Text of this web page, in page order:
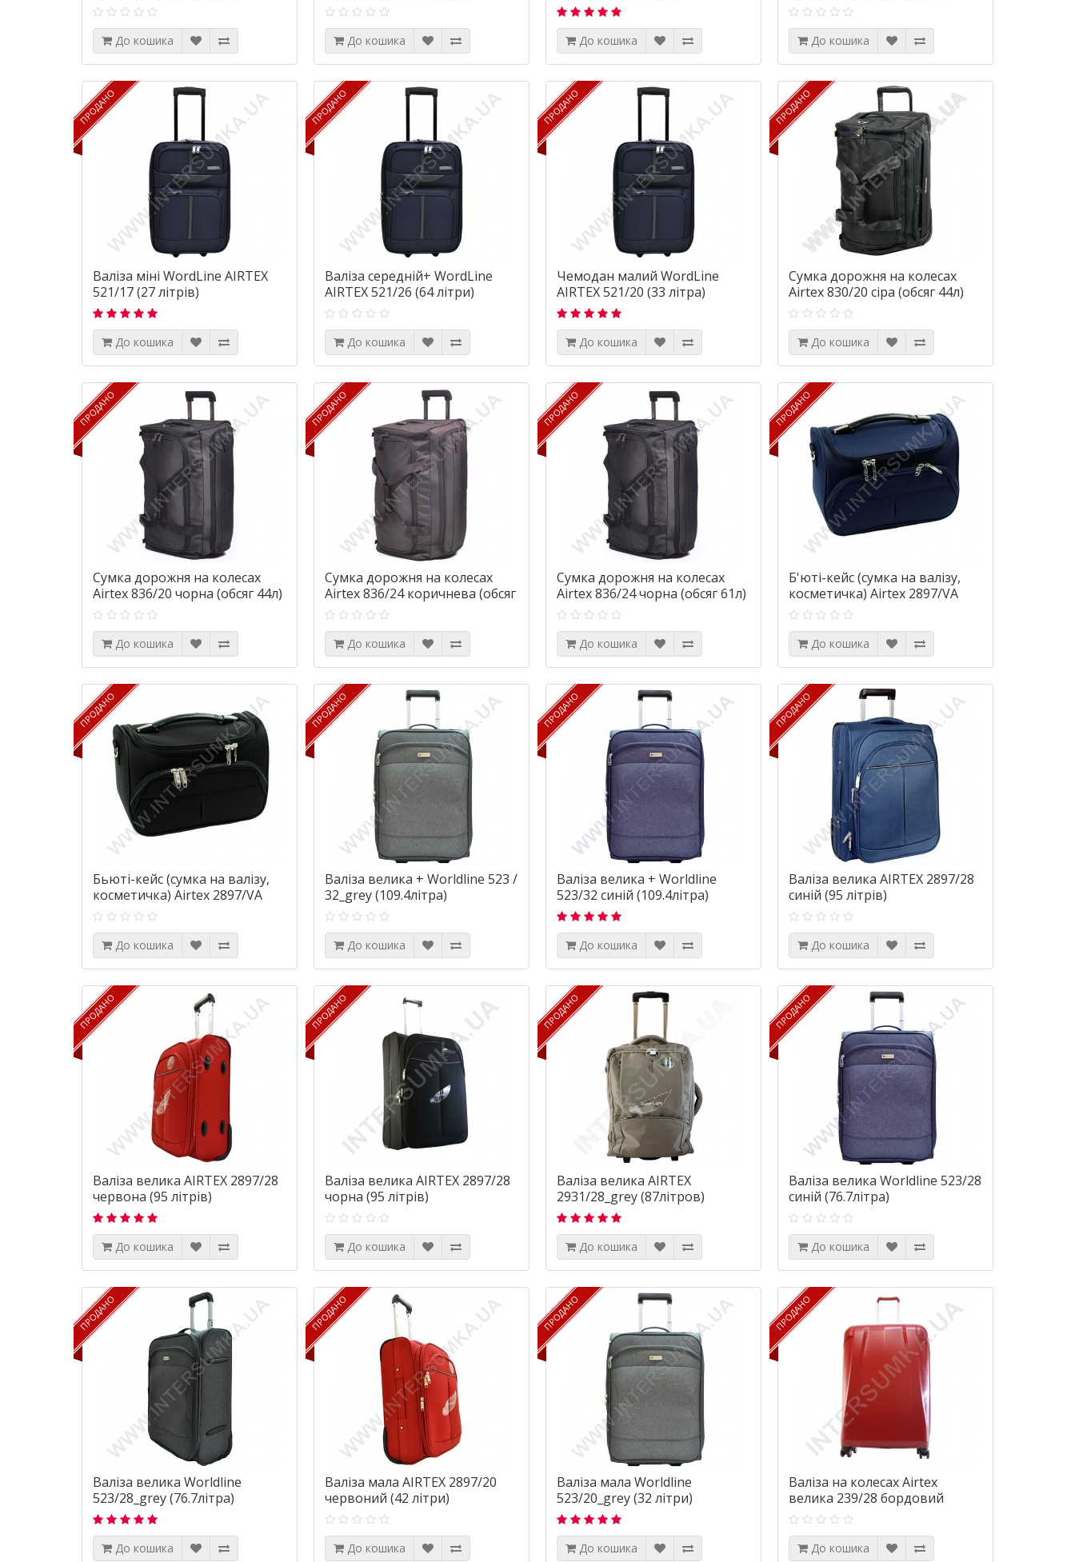
До кошика До кошика До кошика До кошика
ПРОДАНО
ПРОДАНО
Валіза міні WordLine AIRTEX
521/17 (27 літрів)
До кошика
ПРОДАНО
ПРОДАНО
Валіза середній+ WordLine
AIRTEX 521/26 (64 літри)
До кошика
ПРОДАНО
ПРОДАНО
Чемодан малий WordLine
AIRTEX 521/20 (33 літра)
До кошика
ПРОДАНО
ПРОДАНО
Сумка дорожня на колесах
Airtex 830/20 сіра (обсяг 44л)
До кошика
ПРОДАНО
ПРОДАНО
Сумка дорожня на колесах
Airtex 836/20 чорна (обсяг 44л)
До кошика
ПРОДАНО
ПРОДАНО
Сумка дорожня на колесах
Airtex 836/24 коричнева (обсяг
61л)
До кошика
ПРОДАНО
ПРОДАНО
Сумка дорожня на колесах
Airtex 836/24 чорна (обсяг 61л)
До кошика
ПРОДАНО
ПРОДАНО
Б'юті-кейс (сумка на валізу,
косметичка) Airtex 2897/VA
синій
До кошика
ПРОДАНО
ПРОДАНО
Бьюті-кейс (сумка на валізу,
косметичка) Airtex 2897/VA
чорна
До кошика
ПРОДАНО
ПРОДАНО
Валіза велика + Worldline 523 /
32_grey (109.4літра)
До кошика
ПРОДАНО
ПРОДАНО
Валіза велика + Worldline
523/32 синій (109.4літра)
До кошика
ПРОДАНО
ПРОДАНО
Валіза велика AIRTEX 2897/28
синій (95 літрів)
До кошика
ПРОДАНО
ПРОДАНО
Валіза велика AIRTEX 2897/28
червона (95 літрів)
До кошика
ПРОДАНО
ПРОДАНО
Валіза велика AIRTEX 2897/28
чорна (95 літрів)
До кошика
ПРОДАНО
ПРОДАНО
Валіза велика AIRTEX
2931/28_grey (87літров)
До кошика
ПРОДАНО
ПРОДАНО
Валіза велика Worldline 523/28
синій (76.7літра)
До кошика
ПРОДАНО
ПРОДАНО
Валіза велика Worldline
523/28_grey (76.7літра)
До кошика
ПРОДАНО
ПРОДАНО
Валіза мала AIRTEX 2897/20
червоний (42 літри)
До кошика
ПРОДАНО
ПРОДАНО
Валіза мала Worldline
523/20_grey (32 літри)
До кошика
ПРОДАНО
ПРОДАНО
Валіза на колесах Airtex
велика 239/28 бордовий
(вишневий) (96літров) з
До кошика